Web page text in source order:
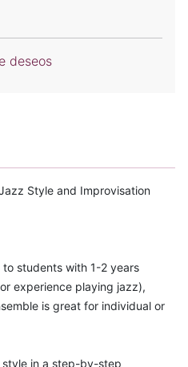
deseos
Style and Improvisation
students with 1-2 years
experience playing jazz),
is great for individual or
style in a step-by-step